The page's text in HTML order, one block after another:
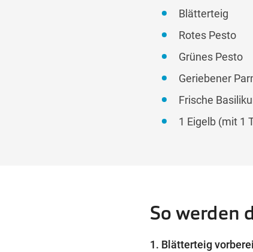
Blätterteig
Rotes Pesto
Grünes Pesto
Geriebener
Frische
1 Eigelb (mit 1
So werden
1. Blätterteig